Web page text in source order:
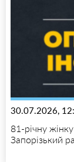
30.07.2026,
81-річну
Запорізький